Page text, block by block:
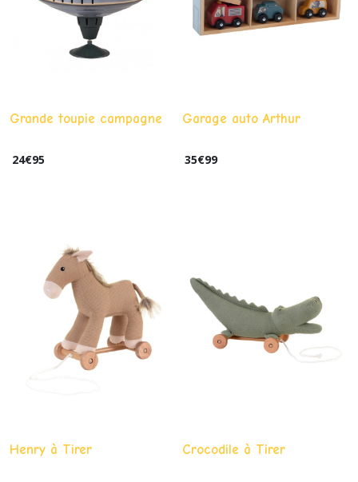
Grande toupie campagne
24€95
Garage auto Arthur
35€99
Henry à Tirer Crocodile à Tirer